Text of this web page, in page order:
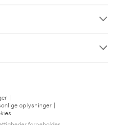
oplysninger